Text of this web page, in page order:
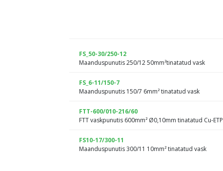
FS_50-30/250-12
Maanduspunutis 250/12 50mm²tinatatud vask
FS_6-11/150-7
Maanduspunutis 150/7 6mm² tinatatud vask
FTT-600/010-216/60
FTT vaskpunutis 600mm² Ø0,10mm tinatatud Cu-ETP
FS10-17/300-11
Maanduspunutis 300/11 10mm² tinatatud vask